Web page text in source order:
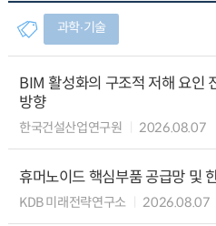
과학∙기술
BIM 활성화의 구조적 저해 요인
방향
한국건설산업연구원 2026.08.07
휴머노이드 핵심부품 공급망 및
KDB 미래전략연구소 2026.08.07